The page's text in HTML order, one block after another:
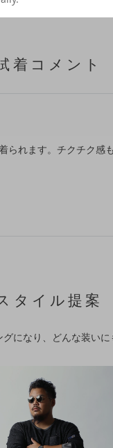
着コメント
られます。チクチク感
タイル提案
になり、どんな装いに